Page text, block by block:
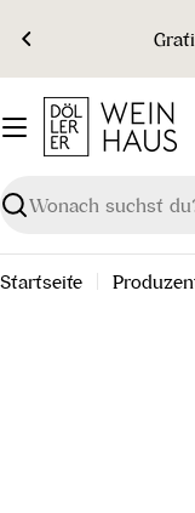
Inhalt
springen
Suchen
Startseite